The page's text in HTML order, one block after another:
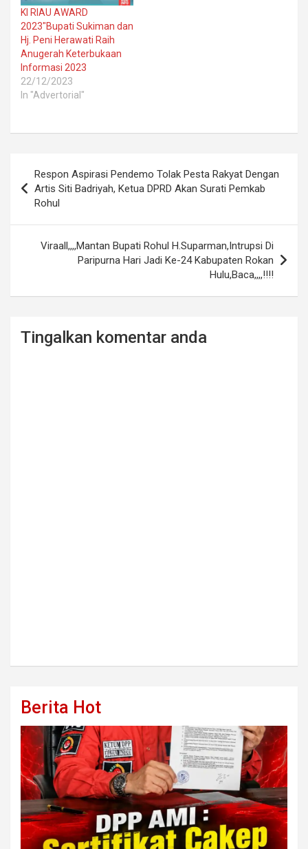
KI RIAU AWARD
2023″Bupati Sukiman dan
Hj. Peni Herawati Raih
Anugerah Keterbukaan
Informasi 2023
22/12/2023
In "Advertorial"
navigation
Respon Aspirasi Pendemo Tolak Pesta Rakyat Dengan
Artis Siti Badriyah, Ketua DPRD Akan Surati Pemkab
Rohul
Viraall,,,,Mantan Bupati Rohul H.Suparman,Intrupsi Di
Paripurna Hari Jadi Ke-24 Kabupaten Rokan
Hulu,Baca,,,,!!!!
Tingalkan komentar anda
Berita Hot